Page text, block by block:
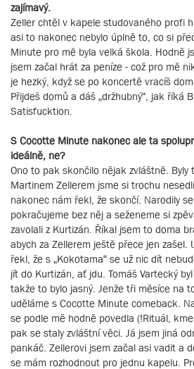
zajímavý.
Zeller chtěl v kapele studovaného profi
asi to nakonec nebylo úplně to, co si
Minute pro mě byla velká škola. Hodně
jsem začal hrát za peníze - což pro mě
je hezký, když se po koncertě vracíš
Přijdeš domů a dáš „držhubný“, jak říká
Satisfucktion.
S Cocotte Minute nakonec ale ta
ideálně, ne?
Ono to pak skončilo nějak zvláštně. Byly
Martinem Zellerem jsme si trochu
nakonec nám řekl, že skončí. Narodily
pokračujeme bez něj a seženeme si
zavolali z Kurtizán. Říkal jsem to doma
abych za Zellerem ještě přece jen zašel.
řekl, že s „Kokotama“ se už nic dít
jít do Kurtizán, ať jdu. Tomáš Vartecký
takže to bylo jasný. Jenže tři měsíce na
uděláme s Cocotte Minute comeback.
se podle mě hodně povedla (!Rituál,
pak se staly zvláštní věci. Já jsem jiná
pankáč. Zellerovi jsem začal asi vadit a
se mám rozhodnout pro jednu kapelu.